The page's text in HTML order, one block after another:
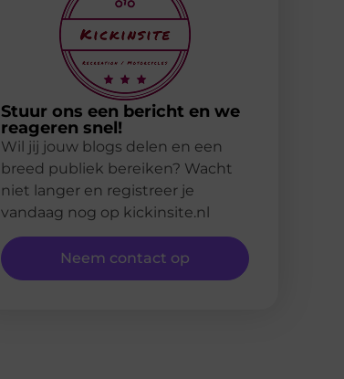
Stuur ons een bericht en we
reageren snel!
Wil jij jouw blogs delen en een
breed publiek bereiken? Wacht
niet langer en registreer je
vandaag nog op kickinsite.nl
Neem contact op